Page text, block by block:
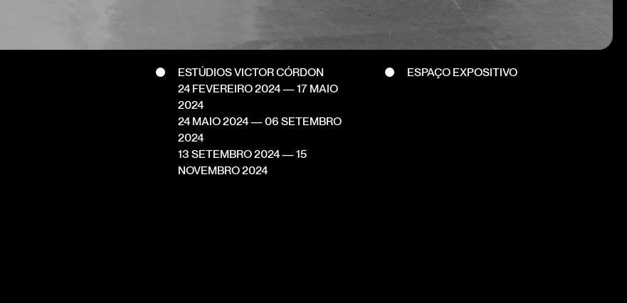
ESTÚDIOS VICTOR CÓRDON
24 FEVEREIRO 2024— 17 MAIO
2024
24 MAIO 2024— 06 SETEMBRO
2024
13 SETEMBRO 2024— 15
NOVEMBRO 2024
ESPAÇO EXPOSITIVO